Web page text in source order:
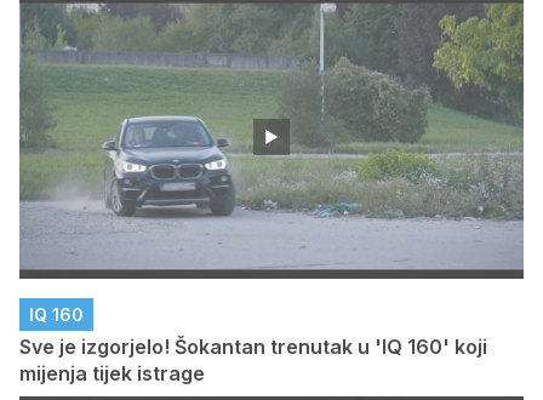
IQ 160
Sve je izgorjelo! Šokantan trenutak u 'IQ 160' koji
mijenja tijek istrage